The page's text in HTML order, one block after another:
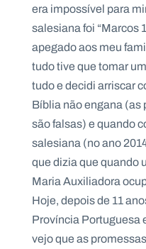
era impossível para
salesiana foi “Marcos
apegado aos meu
tudo tive que tomar
tudo e decidi arriscar
Bíblia não engana (as
são falsas) e quando
salesiana (no ano
que dizia que quando
Maria Auxiliadora
Hoje, depois de 11
Província Portuguesa
vejo que as